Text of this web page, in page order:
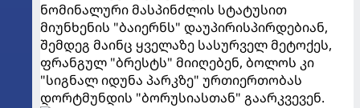
ნომინალური მასპინძლის სტატუსით
მიუნხენის "ბაიერნს" დაუპირისპირდებიან,
შემდეგ მაინც ყველაზე სასურველ მეტოქეს,
ფრანგულ "ბრესტს" მიიღებენ, ბოლოს კი
"სიგნალ იდუნა პარკზე" ურთიერთობას
დორტმუნდის "ბორუსიასთან" გაარკვევენ.